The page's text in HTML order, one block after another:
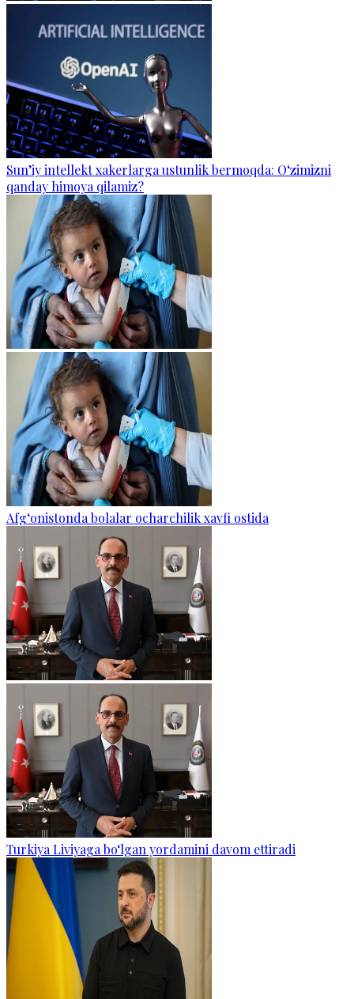
Sun’iy intellekt xakerlarga ustunlik bermoqda: O‘zimizni
qanday himoya qilamiz?
Afg‘onistonda bolalar ocharchilik xavfi ostida
Turkiya Liviyaga bo‘lgan yordamini davom ettiradi